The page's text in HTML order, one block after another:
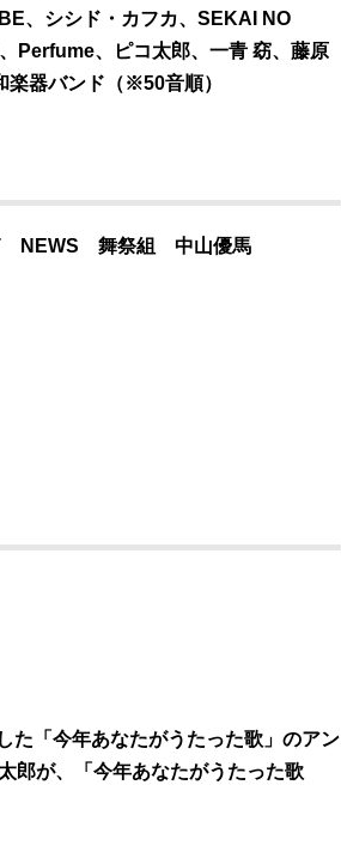
、シシド・カフカ、SEKAI NO
Perfume、ピコ太郎、一青 窈、藤原
楽器バンド（※50音順）
NEWS 舞祭組 中山優馬
た「今年あなたがうたった歌」のアン
郎が、「今年あなたがうたった歌